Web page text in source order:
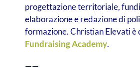
progettazione territoriale,
elaborazione e redazione di
formazione. Christian Elevati è
Fundraising Academy.
——